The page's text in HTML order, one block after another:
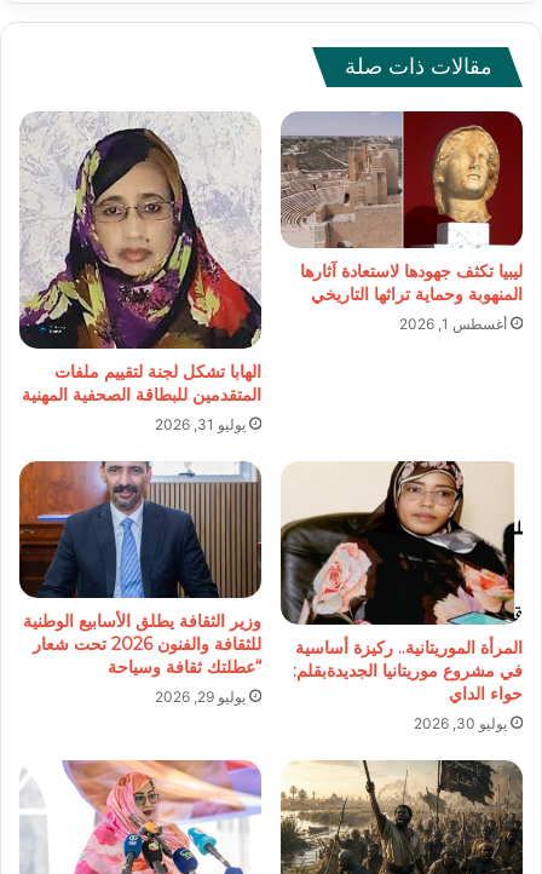
مقالات ذات صلة
ليبيا تكثف جهودها لاستعادة آثارها
المنهوبة وحماية تراثها التاريخي
أغسطس 1, 2026
الهابا تشكل لجنة لتقييم ملفات
المتقدمين للبطاقة الصحفية المهنية
يوليو 31, 2026
المرأة الموريتانية.. ركيزة أساسية
في مشروع موريتانيا الجديدةبقلم:
حواء الداي
يوليو 30, 2026
وزير الثقافة يطلق الأسابيع الوطنية
للثقافة والفنون 2026 تحت شعار
“عطلتك ثقافة وسياحة
يوليو 29, 2026